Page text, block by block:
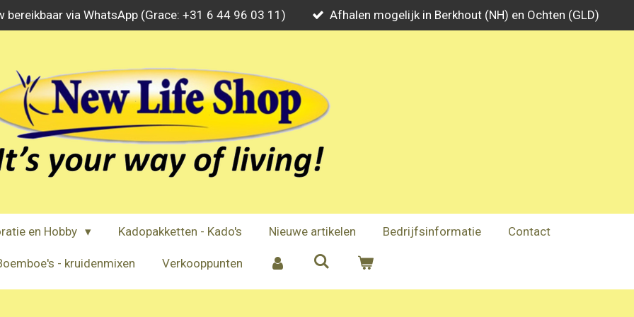
bereikbaar via WhatsApp (Grace: +31 6 44 96 03 11) Afhalen mogelijk in Berkhout (NH) en Ochten (GLD)
en Hobby Kadopakketten - Kado's Nieuwe artikelen Bedrijfsinformatie Contact
- kruidenmixen Verkooppunten